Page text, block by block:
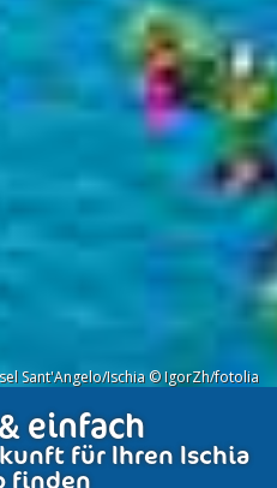
Sant'Angelo/Ischia © IgorZh/fotolia
einfach
für Ihren Ischia
finden